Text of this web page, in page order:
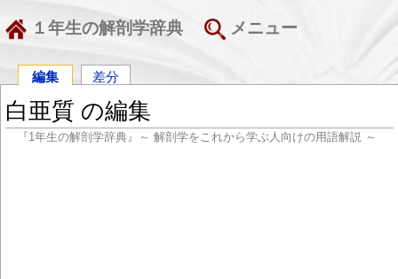
１年生の解剖学辞典 メニュー
編集 差分
白亜質 の編集
『1年生の解剖学辞典』～ 解剖学をこれから学ぶ人向けの用語解説 ～